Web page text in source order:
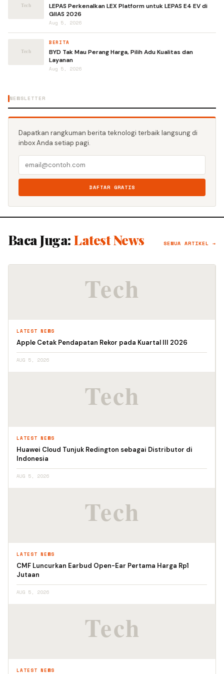
LEPAS Perkenalkan LEX Platform untuk LEPAS E4 EV di
GIIAS 2026
Aug 5, 2026
BERITA
BYD Tak Mau Perang Harga, Pilih Adu Kualitas dan
Layanan
Aug 5, 2026
NEWSLETTER
Dapatkan rangkuman berita teknologi terbaik langsung di
inbox Anda setiap pagi.
DAFTAR GRATIS
Baca Juga: Latest News SEMUA ARTIKEL →
LATEST NEWS
Apple Cetak Pendapatan Rekor pada Kuartal III 2026
AUG 5, 2026
LATEST NEWS
Huawei Cloud Tunjuk Redington sebagai Distributor di
Indonesia
AUG 5, 2026
LATEST NEWS
CMF Luncurkan Earbud Open-Ear Pertama Harga Rp1
Jutaan
AUG 5, 2026
LATEST NEWS